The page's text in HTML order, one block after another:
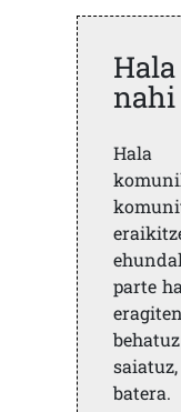
nahi
parte
batera.